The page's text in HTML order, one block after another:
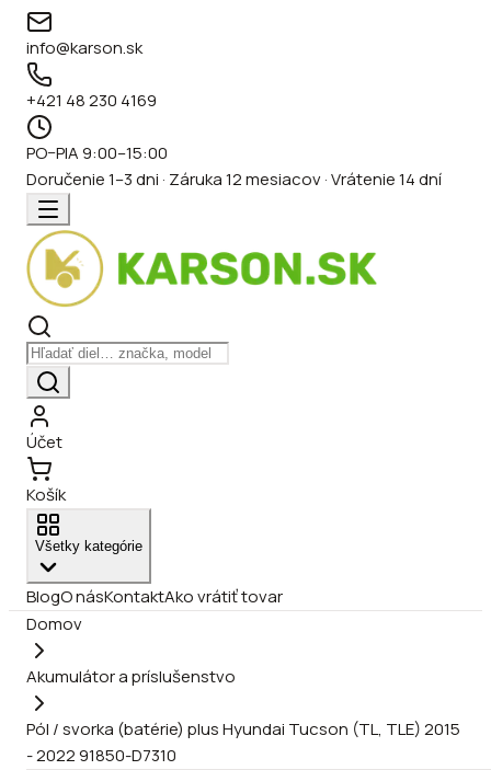
info@karson.sk
+421 48 230 4169
PO–PIA 9:00–15:00
Doručenie 1–3 dni · Záruka 12 mesiacov · Vrátenie 14 dní
Účet
Košík
Všetky kategórie
BlogO násKontaktAko vrátiť tovar
Domov
Akumulátor a príslušenstvo
Pól / svorka (batérie) plus Hyundai Tucson (TL, TLE) 2015
- 2022 91850-D7310